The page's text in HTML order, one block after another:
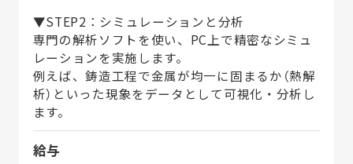
▼STEP2：シミュレーションと分析
専門の解析ソフトを使い、PC上で精密なシミュ
レーションを実施します。
例えば、鋳造工程で金属が均一に固まるか（熱解
析）といった現象をデータとして可視化・分析し
ます。
給与